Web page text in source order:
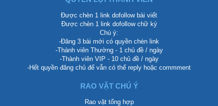
Được chèn 1 link dofollow bài viết
Được chèn 1 link dofollow chữ ký
Chú ý:
-Đăng 3 bài mới có quyền chèn link
-Thành viên Thường - 1 chủ đề / ngày
-Thành viên VIP - 10 chủ đề / ngày
-Hết quyền đăng chủ để vẫn có thể reply hoặc commment
RAO VẶT CHÚ Ý
Rao vặt tổng hợp